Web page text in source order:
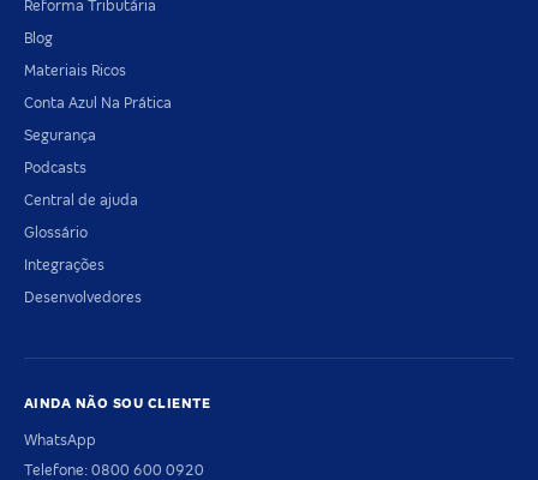
Reforma Tributária
Blog
Materiais Ricos
Conta Azul Na Prática
Segurança
Podcasts
Central de ajuda
Glossário
Integrações
Desenvolvedores
AINDA NÃO SOU CLIENTE
WhatsApp
Telefone: 0800 600 0920